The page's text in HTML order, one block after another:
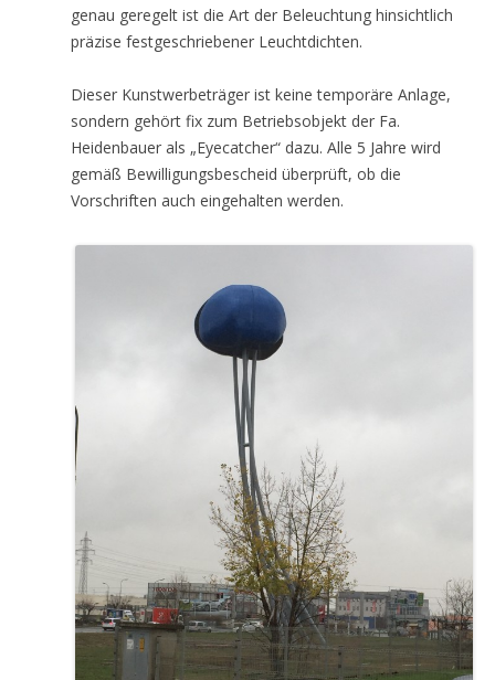
genau geregelt ist die Art der Beleuchtung hinsichtlich
präzise festgeschriebener Leuchtdichten.
Dieser Kunstwerbeträger ist keine temporäre Anlage,
sondern gehört fix zum Betriebsobjekt der Fa.
Heidenbauer als „Eyecatcher“ dazu. Alle 5 Jahre wird
gemäß Bewilligungsbescheid überprüft, ob die
Vorschriften auch eingehalten werden.